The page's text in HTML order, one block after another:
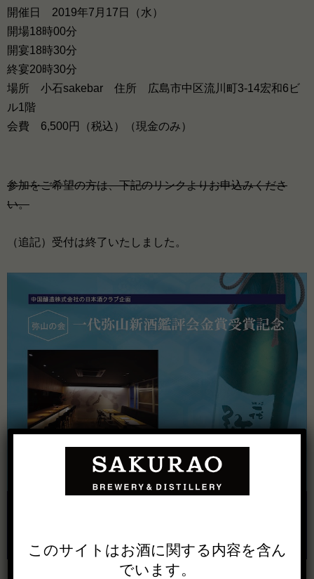
開催日 2019年7月17日（水）
開場18時00分
開宴18時30分
終宴20時30分
場所 小石sakebar 住所 広島市中区流川町3-14宏和6ビ
ル1階
会費 6,500円（税込）（現金のみ）
参加をご希望の方は、下記のリンクよりお申込みくださ
い。
（追記）受付は終了いたしました。
このサイトは お酒に関する内容を含ん
でいます。